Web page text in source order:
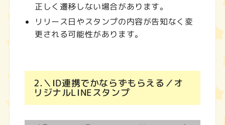
正しく遷移しない場合があります。
リリース日やスタンプの内容が告知なく変
更される可能性があります。
2.＼ID連携でかならずもらえる／オ
リジナルLINEスタンプ